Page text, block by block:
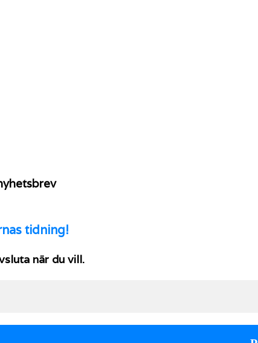
tidning!
när du vill.